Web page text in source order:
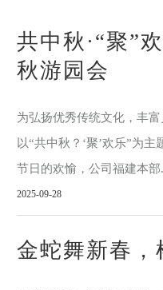
共中秋·“聚”
秋游园会
为弘扬优秀传统文化，丰
以“共中秋？‘聚’欢乐”为
节日的欢愉，公司福建本部
2025-09-28
金蛇舞新春